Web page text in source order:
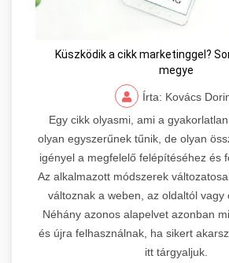
Küszködik a cikk marketinggel?
megye
Írta: Kovács
Egy cikk olyasmi, ami a
olyan egyszerűnek tűnik, de olyan
igényel a megfelelő felépítéséhez és
Az alkalmazott módszerek
változnak a weben, az oldaltól vagy
Néhány azonos alapelvet azonban
és újra felhasználnak, ha sikert
itt tárgyaljuk.